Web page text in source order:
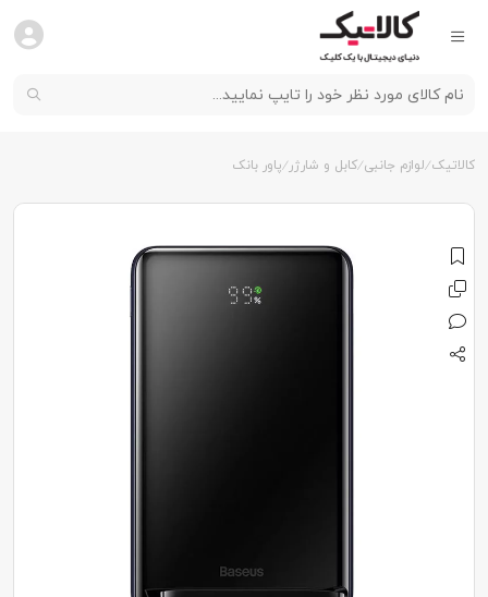
کالاتیک لوازم جانبی کابل و شارژر پاور بانک